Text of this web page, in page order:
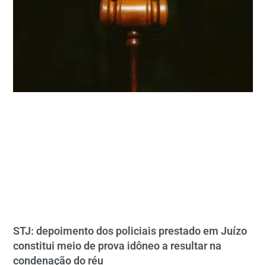
STJ: depoimento dos policiais prestado em Juízo
constitui meio de prova idôneo a resultar na
condenação do réu